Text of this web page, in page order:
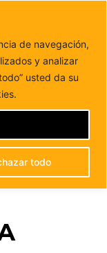
de navegación,
y analizar
usted da su
todo
una
DEL
DEL
LOS